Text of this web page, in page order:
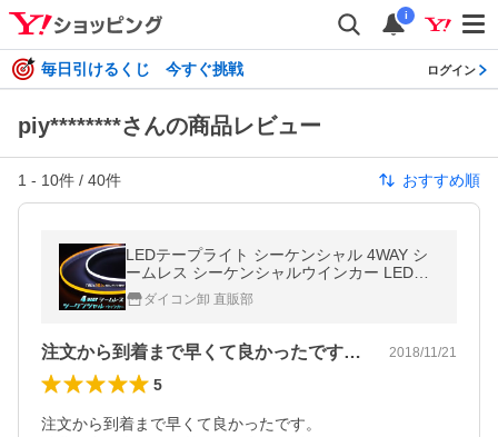
i
毎日引けるくじ 今すぐ挑戦 ログイン
piy********さんの商品レビュー
1 - 10件 / 40件 おすすめ順
LEDテープライト シーケンシャル 4WAY シ
ームレス シーケンシャルウインカー LEDテ
ープ 完全面発光 流れるウインカー ハザード
点滅 椚
ダイコン卸 直販部
注文から到着まで早くて良かったです。消… 2018/11/21
5
注文から到着まで早くて良かったです。